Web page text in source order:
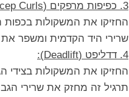
3. כפיפות מרפקים (Bicep Curls):
החזיקו את המשקולות בכפות
שרירי היד הקדמית ומשפר את
4. דדליפט (Deadlift):
החזיקו את המשקולות בצידי
תרגיל זה מחזק את שרירי